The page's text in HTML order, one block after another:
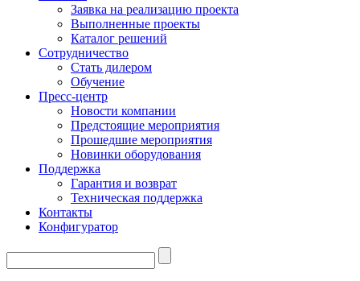
Заявка на реализацию проекта
Выполненные проекты
Каталог решений
Сотрудничество
Стать дилером
Обучение
Пресс-центр
Новости компании
Предстоящие мероприятия
Прошедшие мероприятия
Новинки оборудования
Поддержка
Гарантия и возврат
Техническая поддержка
Контакты
Конфигуратор